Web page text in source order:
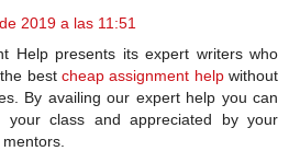
2019 a las 11:51
Help presents its expert writers who
best cheap assignment helpwithout
By availing our expert help you can
class and appreciated by your